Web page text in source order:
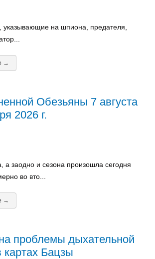
указывающие на шпиона, предателя,
→
Обезьяны 7 августа
2026 г.
а заодно и сезона произошла сегодня
во вто...
→
проблемы дыхательной
картах Бацзы